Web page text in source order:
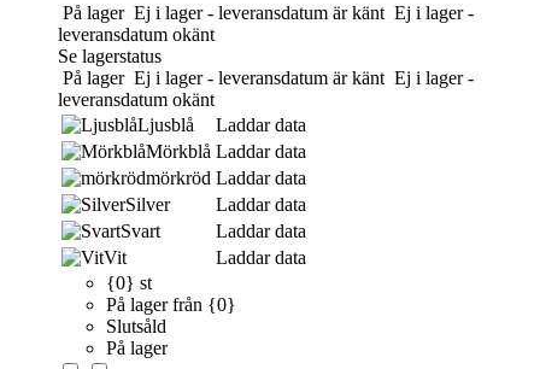
På lager Ej i lager - leveransdatum är känt Ej i lager -
leveransdatum okänt
Se lagerstatus
På lager Ej i lager - leveransdatum är känt Ej i lager -
leveransdatum okänt
Ljusblå
Laddar data
Mörkblå Laddar data
mörkröd Laddar data
Silver
Laddar data
Svart
Laddar data
Vit
Laddar data
{0} st
På lager från {0}
Slutsåld
På lager